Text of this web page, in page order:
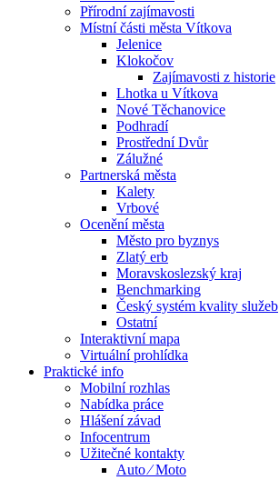
Přírodní zajímavosti
Místní části města Vítkova
Jelenice
Klokočov
Zajímavosti z historie
Lhotka u Vítkova
Nové Těchanovice
Podhradí
Prostřední Dvůr
Zálužné
Partnerská města
Kalety
Vrbové
Ocenění města
Město pro byznys
Zlatý erb
Moravskoslezský kraj
Benchmarking
Český systém kvality služeb
Ostatní
Interaktivní mapa
Virtuální prohlídka
Praktické info
Mobilní rozhlas
Nabídka práce
Hlášení závad
Infocentrum
Užitečné kontakty
Auto ⁄ Moto